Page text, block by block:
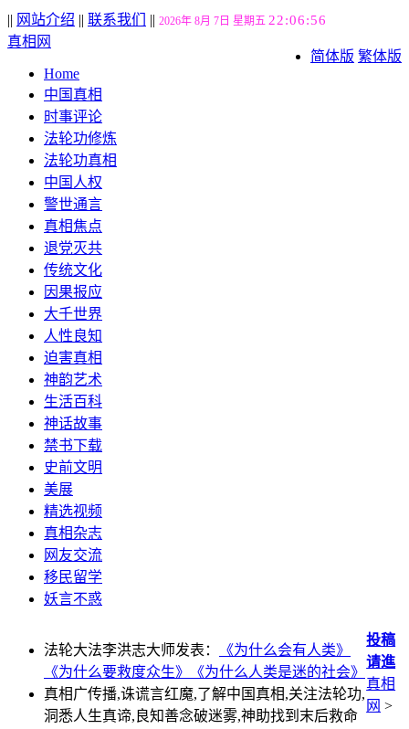
|| 网站介绍 || 联系我们 || 2026年 8月 7日 星期五 22:06:57
简体版 繁体版
真相网
Home
中国真相
时事评论
法轮功修炼
法轮功真相
中国人权
警世通言
真相焦点
退党灭共
传统文化
因果报应
大千世界
人性良知
迫害真相
神韵艺术
生活百科
神话故事
禁书下载
史前文明
美展
精选视频
真相杂志
网友交流
移民留学
妖言不惑
法轮大法李洪志大师发表：
《为什么会有人类》
《为什么要救度众生》
《为什么人类是迷的社会》
真相广传播,诛谎言红魔,了解中国真相,关注法轮功,
洞悉人生真谛,良知善念破迷雾,神助找到末后救命
投稿
请進
真相
网 >